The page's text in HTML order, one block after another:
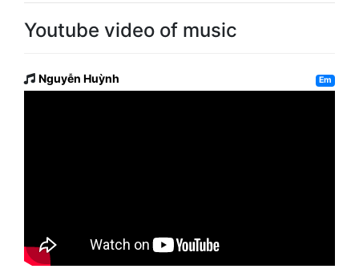
Youtube video of music
Nguyễn Huỳnh Em